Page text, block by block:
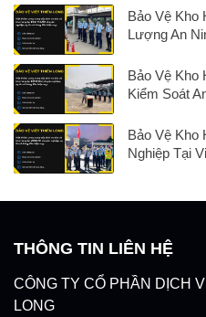
Bảo Vệ Kho
Lượng An
Bảo Vệ Kho
Kiểm Soát
Bảo Vệ Kho
Nghiệp Tại
THÔNG TIN LIÊN HỆ
CÔNG TY CỔ PHẦN DỊCH
LONG